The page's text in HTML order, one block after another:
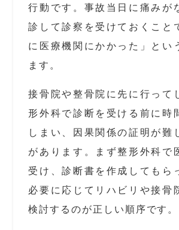
行動です。事故当日に痛みが
診して診察を受けておくこと
に医療機関にかかった」とい
ます。
接骨院や整骨院に先に行って
形外科で診断を受ける前に時
しまい、因果関係の証明が難
があります。まず整形外科で
受け、診断書を作成してもら
必要に応じてリハビリや接骨
検討するのが正しい順序です。